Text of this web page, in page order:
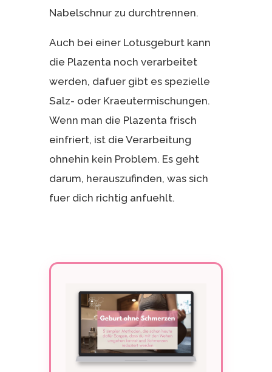
Nabelschnur zu durchtrennen.
Auch bei einer Lotusgeburt kann
die Plazenta noch verarbeitet
werden, dafuer gibt es spezielle
Salz- oder Kraeutermischungen.
Wenn man die Plazenta frisch
einfriert, ist die Verarbeitung
ohnehin kein Problem. Es geht
darum, herauszufinden, was sich
fuer dich richtig anfuehlt.